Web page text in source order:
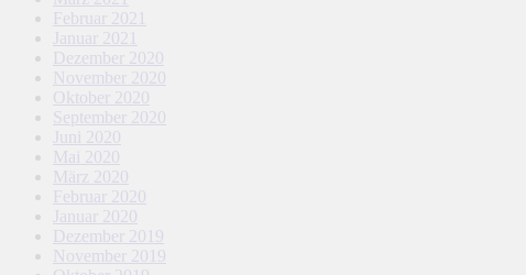
Februar 2021
Januar 2021
Dezember 2020
November 2020
Oktober 2020
September 2020
Juni 2020
Mai 2020
März 2020
Februar 2020
Januar 2020
Dezember 2019
November 2019